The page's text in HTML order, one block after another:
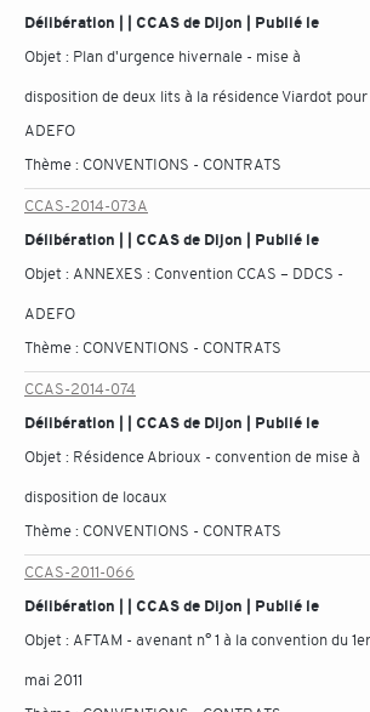
Délibération | | CCAS de Dijon | Publié le
Objet : Plan d'urgence hivernale - mise à
disposition de deux lits à la résidence Viardot pour
ADEFO
Thème : CONVENTIONS - CONTRATS
CCAS-2014-073A
Délibération | | CCAS de Dijon | Publié le
Objet : ANNEXES : Convention CCAS – DDCS -
ADEFO
Thème : CONVENTIONS - CONTRATS
CCAS-2014-074
Délibération | | CCAS de Dijon | Publié le
Objet : Résidence Abrioux - convention de mise à
disposition de locaux
Thème : CONVENTIONS - CONTRATS
CCAS-2011-066
Délibération | | CCAS de Dijon | Publié le
Objet : AFTAM - avenant n° 1 à la convention du 1er
mai 2011